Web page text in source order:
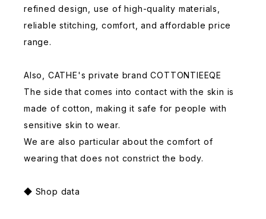
refined design, use of high-quality materials,
reliable stitching, comfort, and affordable price
range.
Also, CATHE's private brand COTTONTIEEQE
The side that comes into contact with the skin is
made of cotton, making it safe for people with
sensitive skin to wear.
We are also particular about the comfort of
wearing that does not constrict the body.
◆ Shop data